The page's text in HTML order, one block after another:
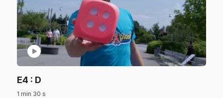
play_circle
E4 : D
1 min 30 s